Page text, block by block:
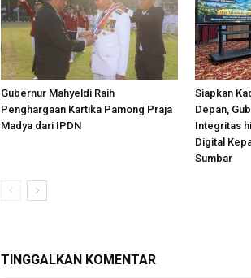
Gubernur Mahyeldi Raih
Penghargaan Kartika Pamong Praja
Madya dari IPDN
Siapkan
Depan,
Integritas
Digital
Sumbar
TINGGALKAN KOMENTAR